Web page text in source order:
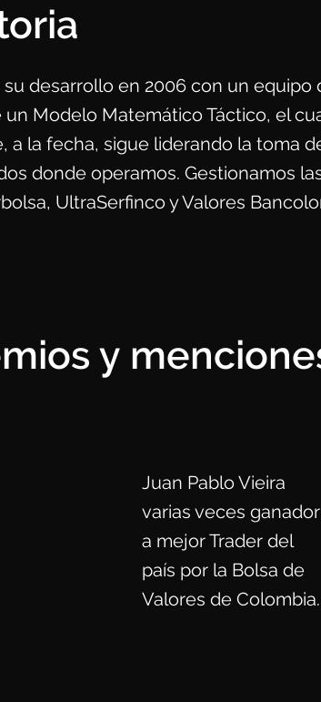
Juan Pablo Vieira
varias veces ganador
a mejor Trader del
país por la Bolsa de
Valores de Colombia.
desarrollo en 2006 con un
Modelo Matemático Táctico, el
a la fecha, sigue liderando la toma
donde operamos. Gestionamos
UltraSerfinco y Valores
y